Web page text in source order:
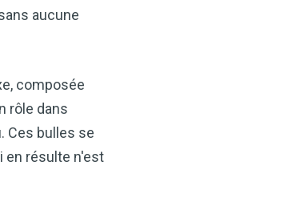
aucune
composée
rôle dans
Ces bulles se
en résulte n'est